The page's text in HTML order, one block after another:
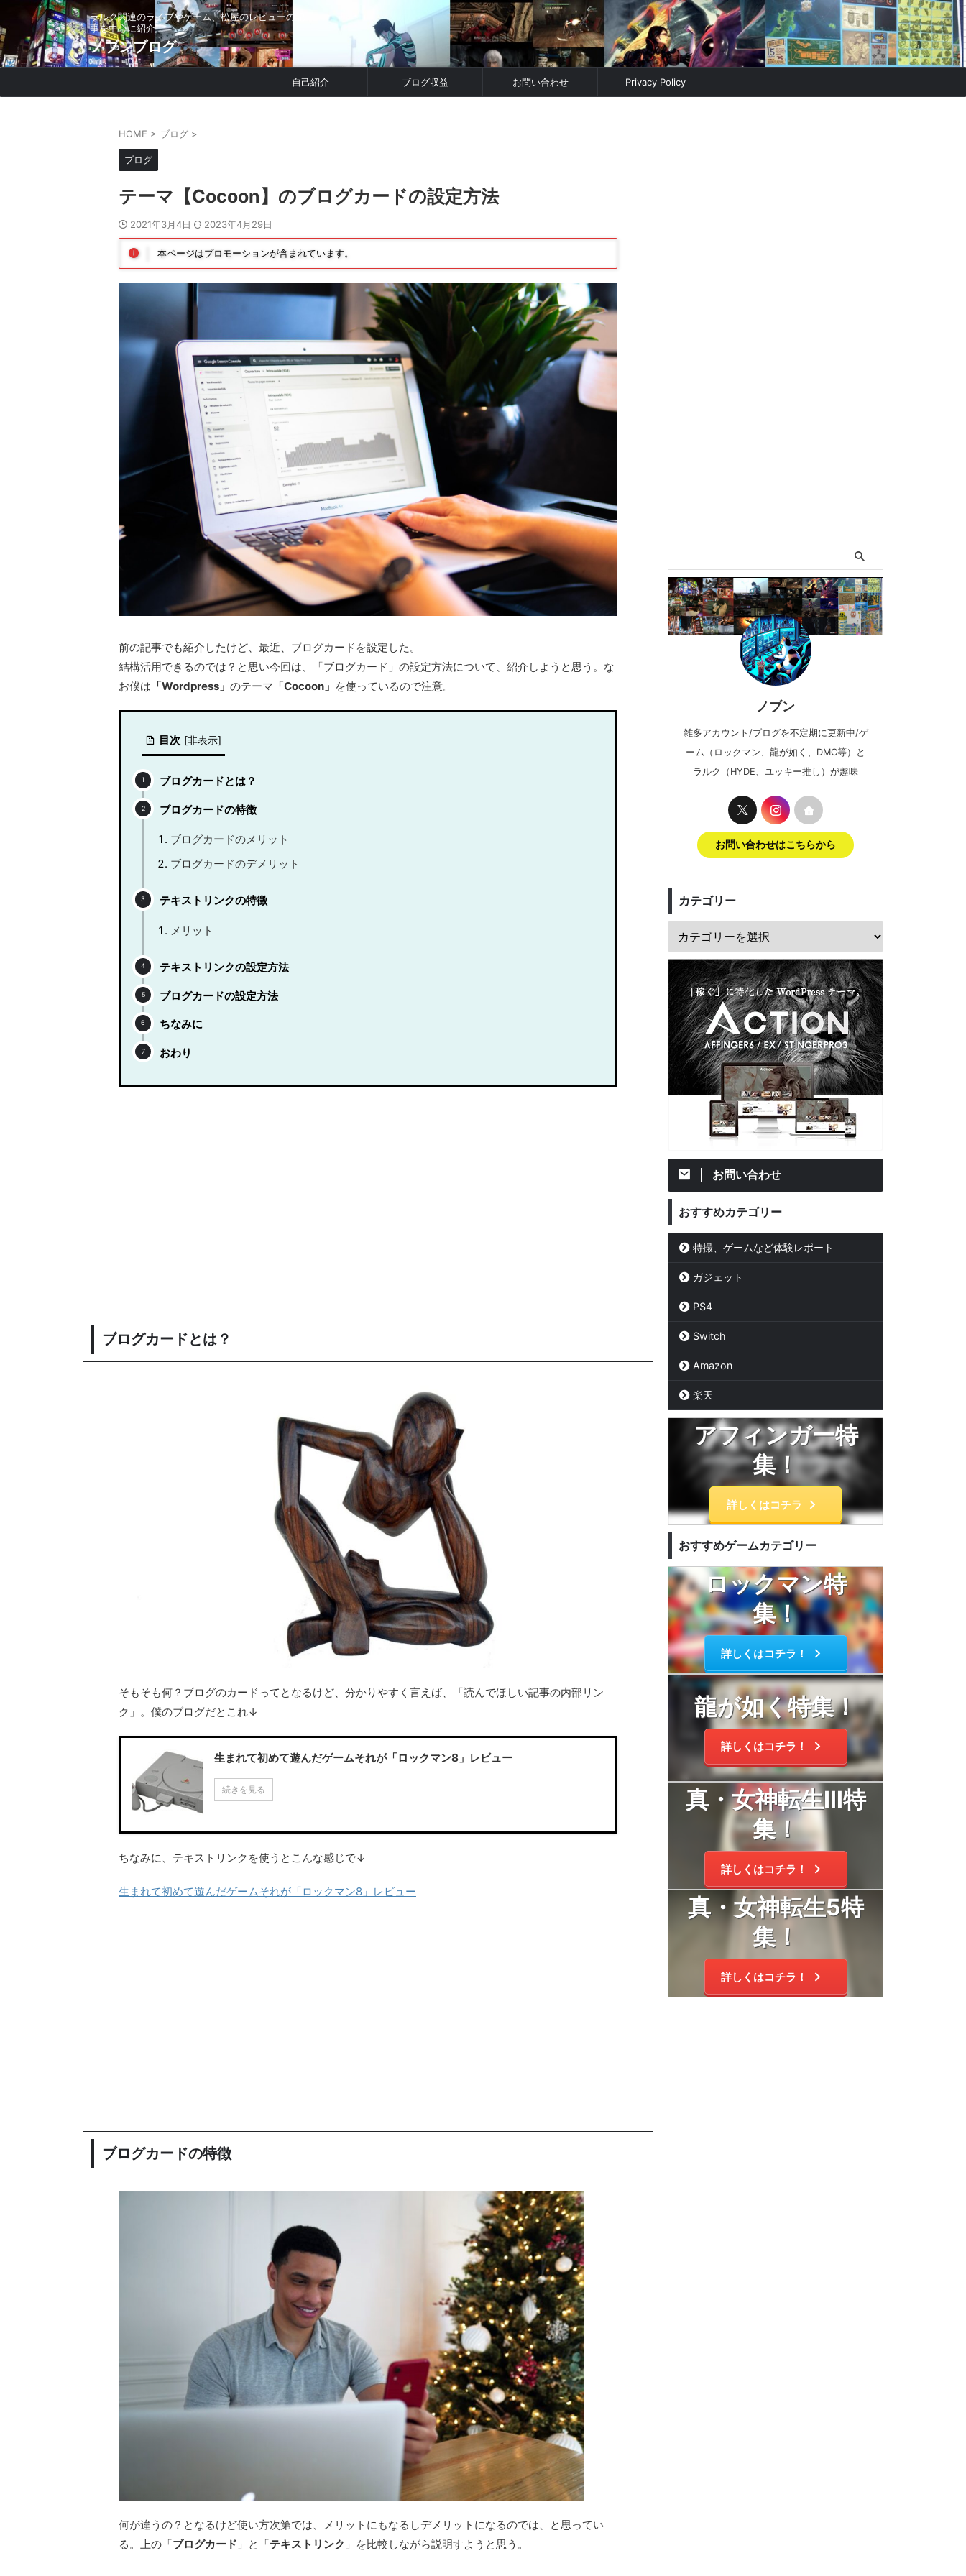
ラルク関連のライブやゲーム、松屋のレビューの記
事を中心に紹介！
ノブンブログ
自己紹介 ブログ収益 お問い合わせ Privacy Policy
HOME > ブログ >
ブログ
テーマ【Cocoon】のブログカードの設定方法
2021年3月4日 2023年4月29日
本ページはプロモーションが含まれています。
前の記事でも紹介したけど、最近、ブログカードを設定した。
結構活用できるのでは？と思い今回は、「ブログカード」の設定方法について、紹介しようと思う。な
お僕は 「Wordpress」 のテーマ 「Cocoon」 を使っているので注意。
目次 [非表示]
ブログカードとは？
ブログカードの特徴
ブログカードのメリット
ブログカードのデメリット
テキストリンクの特徴
メリット
テキストリンクの設定方法
ブログカードの設定方法
ちなみに
おわり
ブログカードとは？
そもそも何？ブログのカードってとなるけど、分かりやすく言えば、「読んでほしい記事の内部リン
ク」。僕のブログだとこれ↓
生まれて初めて遊んだゲームそれが「ロックマン8」レビュー
続きを見る
ちなみに、テキストリンクを使うとこんな感じで↓
生まれて初めて遊んだゲームそれが「ロックマン8」レビュー
ブログカードの特徴
何が違うの？となるけど使い方次第では、メリットにもなるしデメリットになるのでは、と思ってい
る。上の「ブログカード 」と「テキストリンク 」を比較しながら説明すようと思う。
ノブン
雑多アカウント/ブログを不定期に更新中/ゲ
ーム（ロックマン、龍が如く、DMC等）と
ラルク（HYDE、ユッキー推し）が趣味
お問い合わせはこちらから
カテゴリー
お問い合わせ
おすすめカテゴリー
特撮、ゲームなど体験レポート
ガジェット
PS4
Switch
Amazon
楽天
アフィンガー特
集！
詳しくはコチラ
おすすめゲームカテゴリー
ロックマン特
集！
詳しくはコチラ！
龍が如く特集！
詳しくはコチラ！
真・女神転生Ⅲ特
集！
詳しくはコチラ！
真・女神転生5特
集！
詳しくはコチラ！